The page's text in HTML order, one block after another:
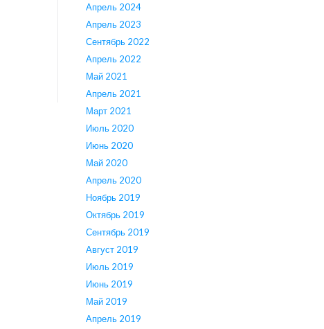
Апрель 2024
Апрель 2023
Сентябрь 2022
Апрель 2022
Май 2021
Апрель 2021
Март 2021
Июль 2020
Июнь 2020
Май 2020
Апрель 2020
Ноябрь 2019
Октябрь 2019
Сентябрь 2019
Август 2019
Июль 2019
Июнь 2019
Май 2019
Апрель 2019